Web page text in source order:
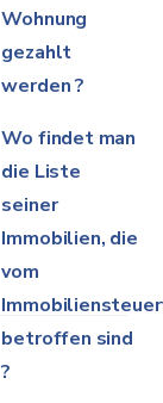
Wohnung
gezahlt
werden ?
Wo findet man
die Liste
seiner
Immobilien, die
vom
betroffen sind
?